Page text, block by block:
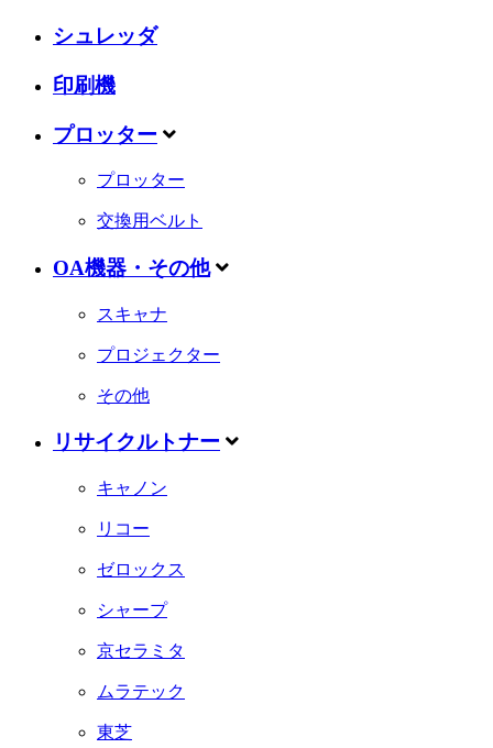
シュレッダ
印刷機
プロッター
プロッター
交換用ベルト
OA機器・その他
スキャナ
プロジェクター
その他
リサイクルトナー
キャノン
リコー
ゼロックス
シャープ
京セラミタ
ムラテック
東芝